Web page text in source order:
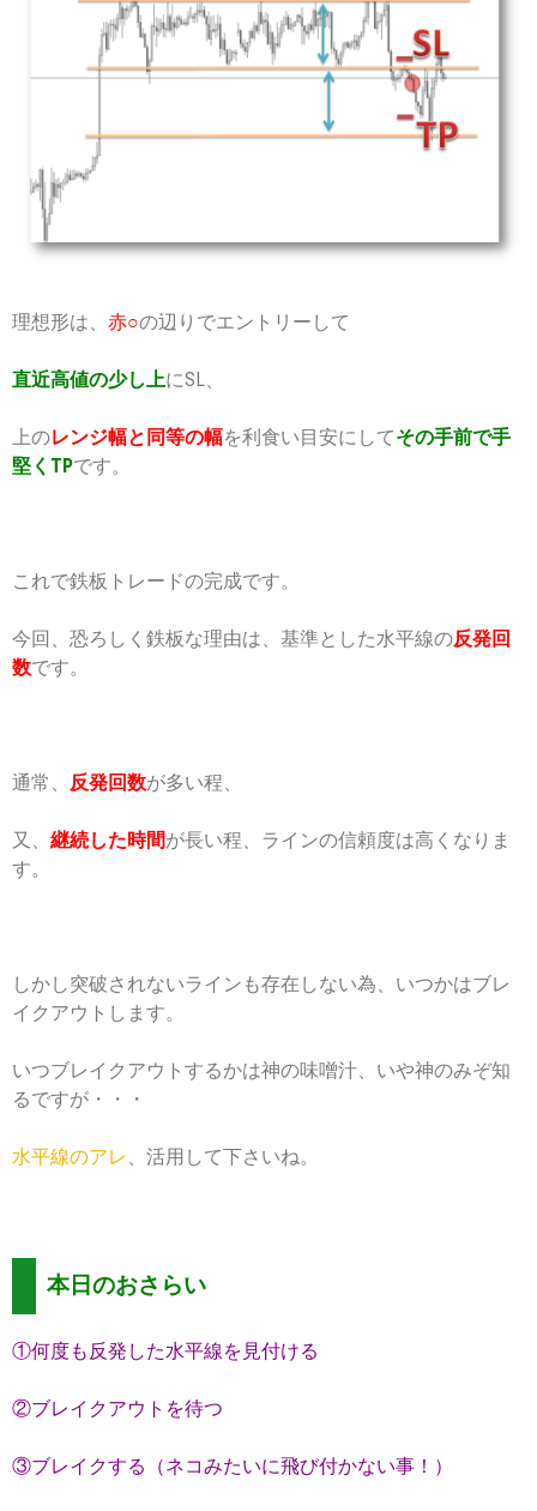
理想形は、 赤○の辺りでエントリーして
直近高値の少し上にSL、
上のレンジ幅と同等の幅を利食い目安にしてその手前で手
堅くTPです。
これで鉄板トレードの完成です。
今回、恐ろしく鉄板な理由は、基準とした水平線の反発回
数です。
通常、 反発回数が多い程、
又、 継続した時間が長い程、ラインの信頼度は高くなりま
す。
しかし突破されないラインも存在しない為、いつかはブレ
イクアウトします。
いつブレイクアウトするかは神の味噌汁、いや神のみぞ知
るですが・・・
水平線のアレ 、活用して下さいね。
本日のおさらい
①何度も反発した水平線を見付ける
②ブレイクアウトを待つ
③ブレイクする（ネコみたいに飛び付かない事！）